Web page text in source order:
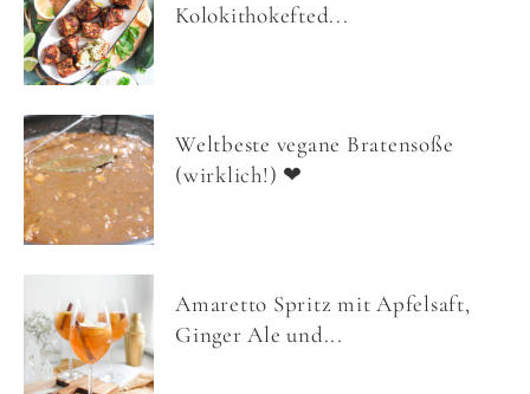
Kolokithokefted...
Weltbeste vegane Bratensoße
(wirklich!) ❤
Amaretto Spritz mit Apfelsaft,
Ginger Ale und...